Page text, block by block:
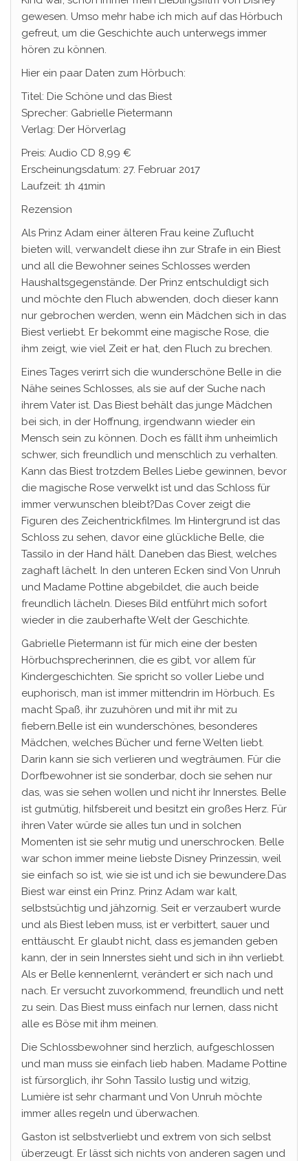
gewesen. Umso mehr habe ich mich auf das Hörbuch
gefreut, um die Geschichte auch unterwegs immer
hören zu können.
Hier ein paar Daten zum Hörbuch:
Titel: Die Schöne und das Biest
Sprecher: Gabrielle Pietermann
Verlag: Der Hörverlag
Preis: Audio CD 8,99 €
Erscheinungsdatum: 27. Februar 2017
Laufzeit: 1h 41min
Rezension
Als Prinz Adam einer älteren Frau keine Zuflucht
bieten will, verwandelt diese ihn zur Strafe in ein Biest
und all die Bewohner seines Schlosses werden
Haushaltsgegenstände. Der Prinz entschuldigt sich
und möchte den Fluch abwenden, doch dieser kann
nur gebrochen werden, wenn ein Mädchen sich in das
Biest verliebt. Er bekommt eine magische Rose, die
ihm zeigt, wie viel Zeit er hat, den Fluch zu brechen.
Eines Tages verirrt sich die wunderschöne Belle in die
Nähe seines Schlosses, als sie auf der Suche nach
ihrem Vater ist. Das Biest behält das junge Mädchen
bei sich, in der Hoffnung, irgendwann wieder ein
Mensch sein zu können. Doch es fällt ihm unheimlich
schwer, sich freundlich und menschlich zu verhalten.
Kann das Biest trotzdem Belles Liebe gewinnen, bevor
die magische Rose verwelkt ist und das Schloss für
immer verwunschen bleibt?Das Cover zeigt die
Figuren des Zeichentrickfilmes. Im Hintergrund ist das
Schloss zu sehen, davor eine glückliche Belle, die
Tassilo in der Hand hält. Daneben das Biest, welches
zaghaft lächelt. In den unteren Ecken sind Von Unruh
und Madame Pottine abgebildet, die auch beide
freundlich lächeln. Dieses Bild entführt mich sofort
wieder in die zauberhafte Welt der Geschichte.
Gabrielle Pietermann ist für mich eine der besten
Hörbuchsprecherinnen, die es gibt, vor allem für
Kindergeschichten. Sie spricht so voller Liebe und
euphorisch, man ist immer mittendrin im Hörbuch. Es
macht Spaß, ihr zuzuhören und mit ihr mit zu
fiebern.Belle ist ein wunderschönes, besonderes
Mädchen, welches Bücher und ferne Welten liebt.
Darin kann sie sich verlieren und wegträumen. Für die
Dorfbewohner ist sie sonderbar, doch sie sehen nur
das, was sie sehen wollen und nicht ihr Innerstes. Belle
ist gutmütig, hilfsbereit und besitzt ein großes Herz. Für
ihren Vater würde sie alles tun und in solchen
Momenten ist sie sehr mutig und unerschrocken. Belle
war schon immer meine liebste Disney Prinzessin, weil
sie einfach so ist, wie sie ist und ich sie bewundere.Das
Biest war einst ein Prinz. Prinz Adam war kalt,
selbstsüchtig und jähzornig. Seit er verzaubert wurde
und als Biest leben muss, ist er verbittert, sauer und
enttäuscht. Er glaubt nicht, dass es jemanden geben
kann, der in sein Innerstes sieht und sich in ihn verliebt.
Als er Belle kennenlernt, verändert er sich nach und
nach. Er versucht zuvorkommend, freundlich und nett
zu sein. Das Biest muss einfach nur lernen, dass nicht
alle es Böse mit ihm meinen.
Die Schlossbewohner sind herzlich, aufgeschlossen
und man muss sie einfach lieb haben. Madame Pottine
ist fürsorglich, ihr Sohn Tassilo lustig und witzig,
Lumière ist sehr charmant und Von Unruh möchte
immer alles regeln und überwachen.
Gaston ist selbstverliebt und extrem von sich selbst
überzeugt. Er lässt sich nichts von anderen sagen und